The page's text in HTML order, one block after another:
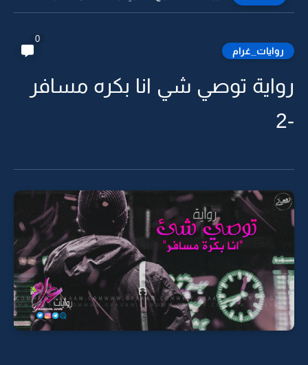
روايات_غرام
0
رواية توصي شي انا بكره مسافر
-2